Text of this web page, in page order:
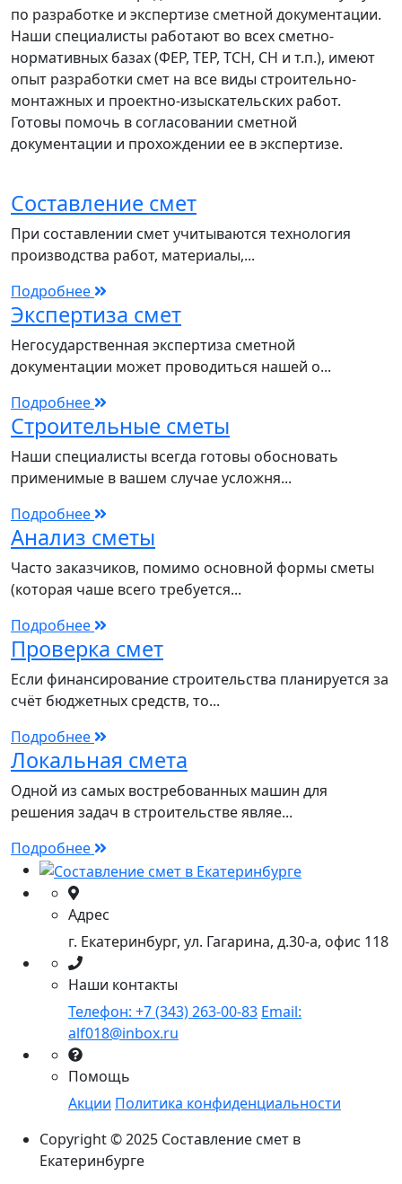
по разработке и экспертизе сметной документации.
Наши специалисты работают во всех сметно-
нормативных базах (ФЕР, ТЕР, ТСН, СН и т.п.), имеют
опыт разработки смет на все виды строительно-
монтажных и проектно-изыскательских работ.
Готовы помочь в согласовании сметной
документации и прохождении ее в экспертизе.
Составление смет
При составлении смет учитываются технология
производства работ, материалы,...
Подробнее
Экспертиза смет
Негосударственная экспертиза сметной
документации может проводиться нашей о...
Подробнее
Строительные сметы
Наши специалисты всегда готовы обосновать
применимые в вашем случае усложня...
Подробнее
Анализ сметы
Часто заказчиков, помимо основной формы сметы
(которая чаше всего требуется...
Подробнее
Проверка смет
Если финансирование строительства планируется за
счёт бюджетных средств, то...
Подробнее
Локальная смета
Одной из самых востребованных машин для
решения задач в строительстве являе...
Подробнее
Адрес
г. Екатеринбург, ул. Гагарина, д.30-а, офис 118
Наши контакты
Телефон: +7 (343) 263-00-83 Email:
alf018@inbox.ru
Помощь
Акции Политика конфиденциальности
Copyright © 2025 Составление смет в
Екатеринбурге